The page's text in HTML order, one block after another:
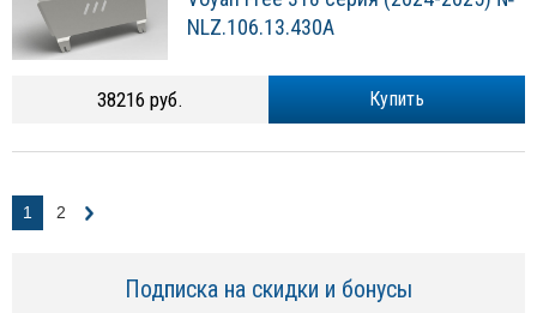
NLZ.106.13.430A
Купить
38216 руб.
1 2
Подписка на скидки и бонусы